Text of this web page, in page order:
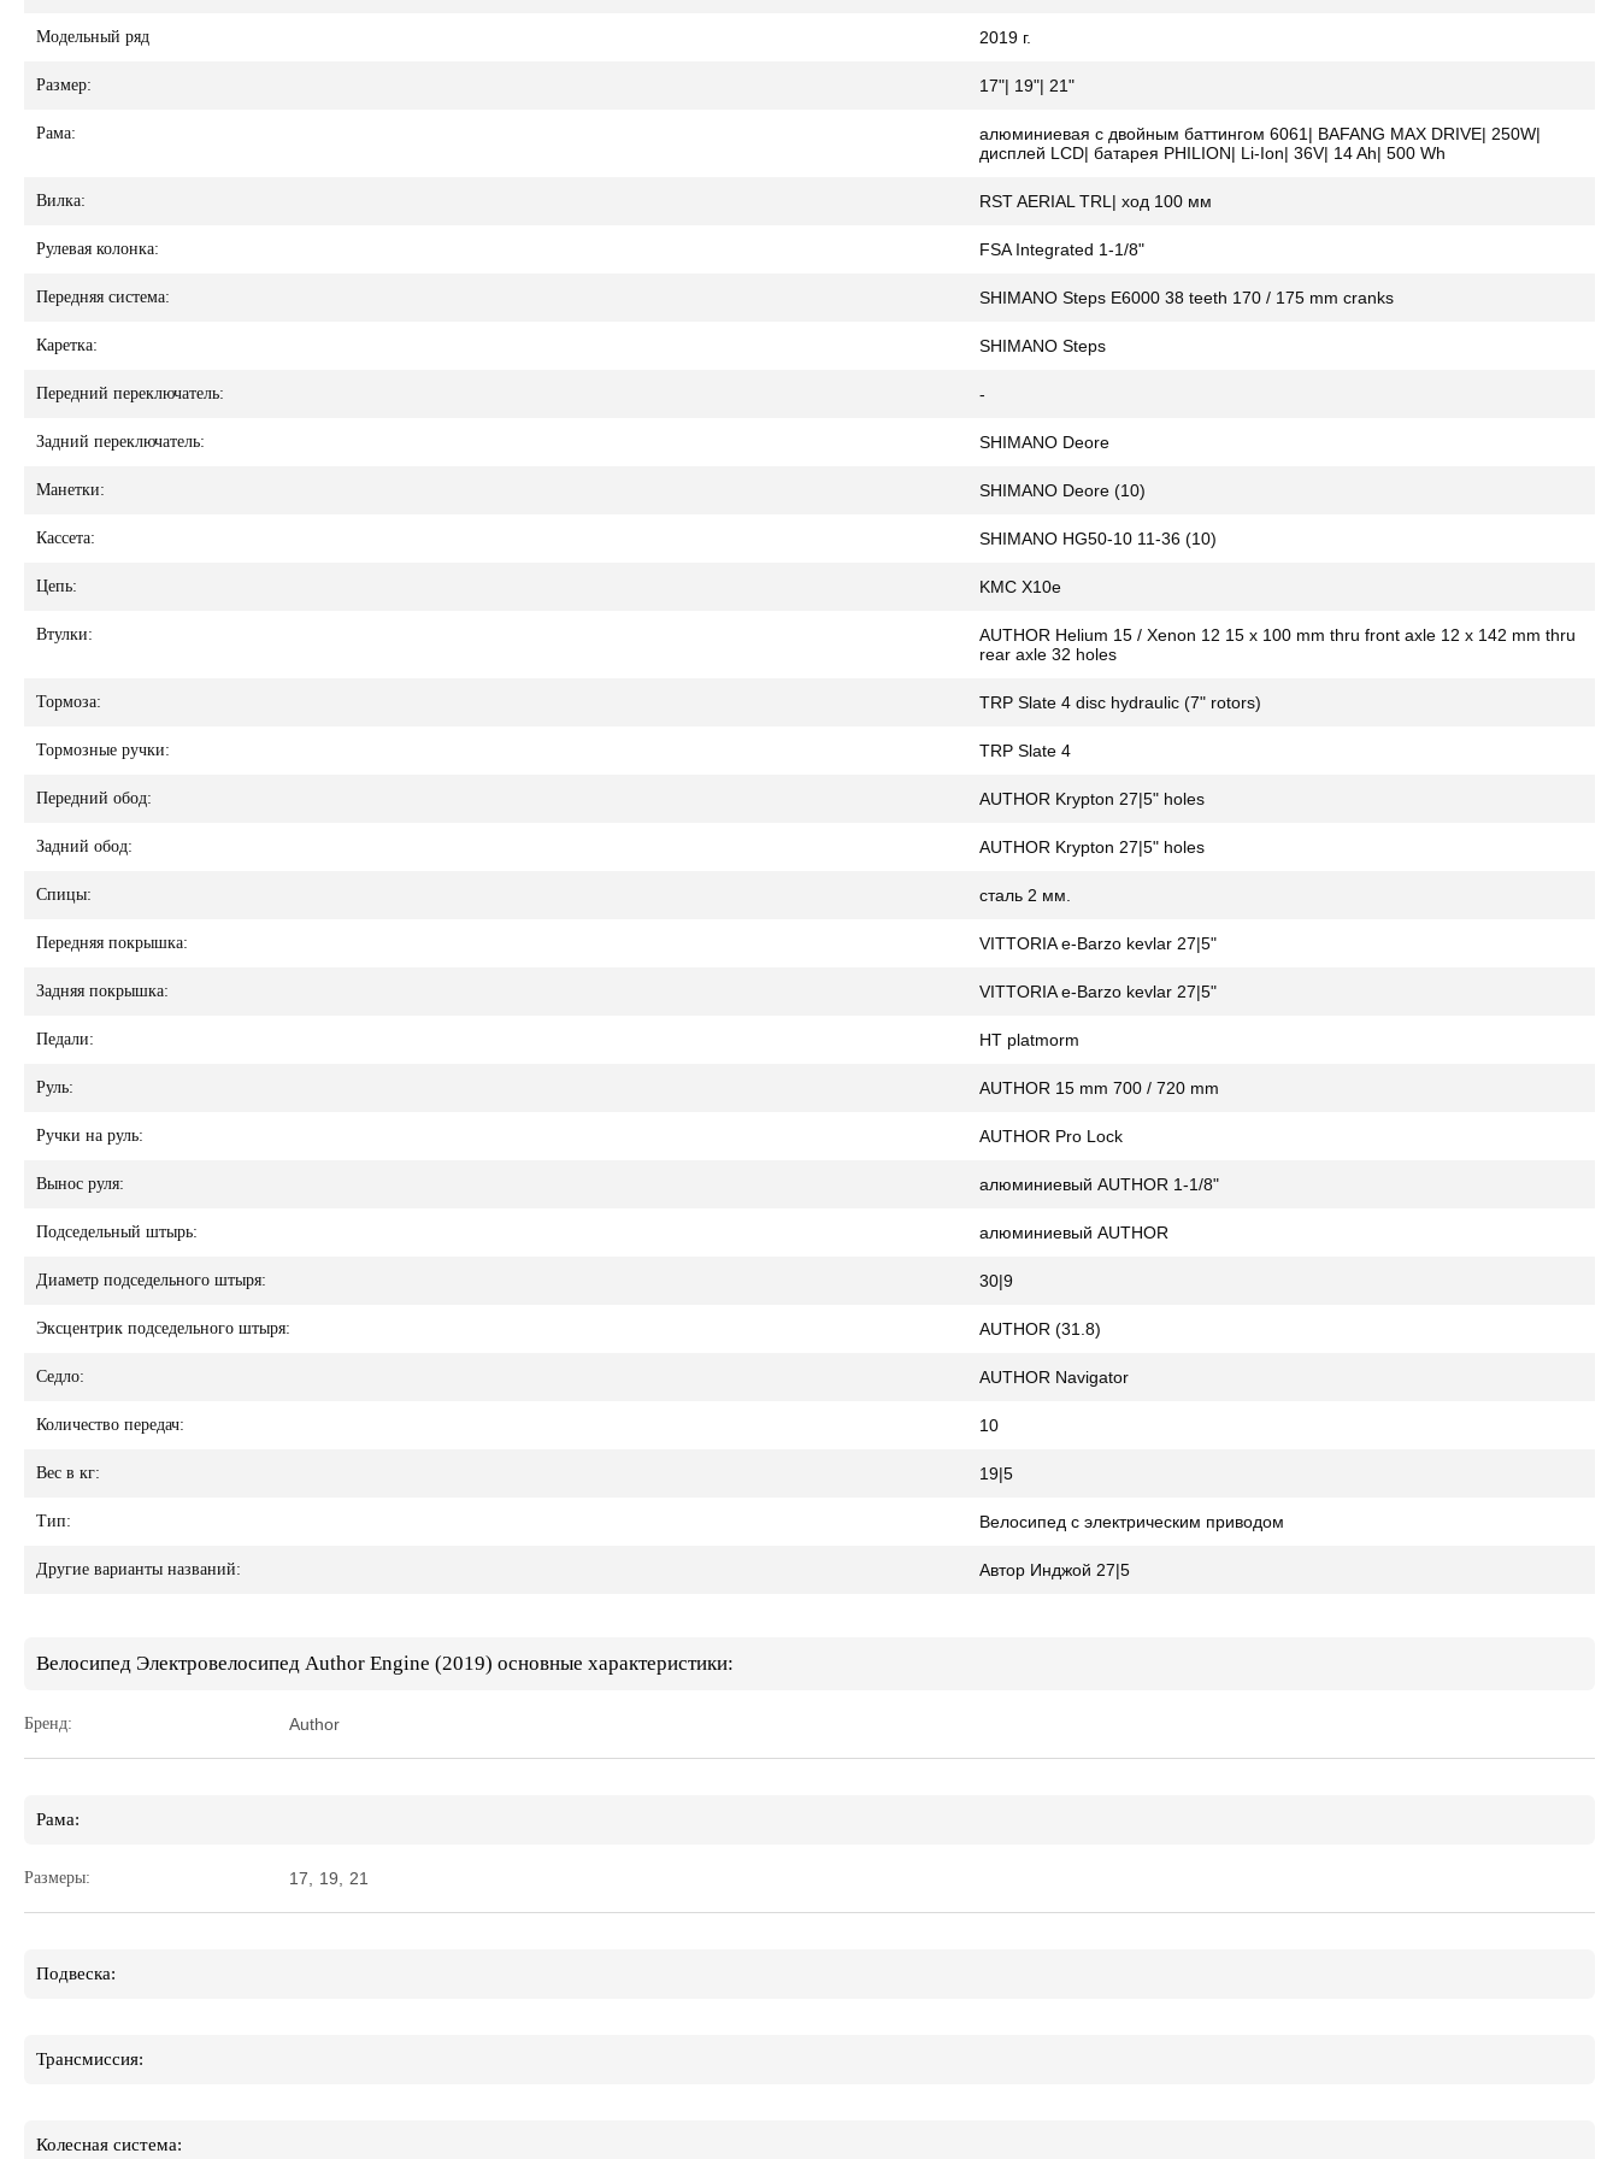
Модельный ряд 2019 г.
Размер: 17"| 19"| 21"
Рама:
алюминиевая с двойным баттингом 6061| BAFANG MAX DRIVE| 250W|
дисплей LCD| батарея PHILION| Li-Ion| 36V| 14 Ah| 500 Wh
Вилка: RST AERIAL TRL| ход 100 мм
Рулевая колонка: FSA Integrated 1-1/8"
Передняя система: SHIMANO Steps E6000 38 teeth 170 / 175 mm cranks
Каретка: SHIMANO Steps
Передний переключатель: -
Задний переключатель: SHIMANO Deore
Манетки: SHIMANO Deore (10)
Кассета: SHIMANO HG50-10 11-36 (10)
Цепь: KMC X10e
Втулки:
AUTHOR Helium 15 / Xenon 12 15 x 100 mm thru front axle 12 x 142 mm thru
rear axle 32 holes
Тормоза: TRP Slate 4 disc hydraulic (7" rotors)
Тормозные ручки: TRP Slate 4
Передний обод: AUTHOR Krypton 27|5" holes
Задний обод: AUTHOR Krypton 27|5" holes
Спицы: сталь 2 мм.
Передняя покрышка: VITTORIA e-Barzo kevlar 27|5"
Задняя покрышка: VITTORIA e-Barzo kevlar 27|5"
Педали: HT platmorm
Руль: AUTHOR 15 mm 700 / 720 mm
Ручки на руль: AUTHOR Pro Lock
Вынос руля: алюминиевый AUTHOR 1-1/8"
Подседельный штырь: алюминиевый AUTHOR
Диаметр подседельного штыря: 30|9
Эксцентрик подседельного штыря: AUTHOR (31.8)
Седло: AUTHOR Navigator
Количество передач: 10
Вес в кг: 19|5
Тип: Велосипед с электрическим приводом
Другие варианты названий: Автор Инджой 27|5
Велосипед Электровелосипед Author Engine (2019) основные характеристики:
Бренд: Author
Рама:
Размеры: 17 19 21
Подвеска:
Трансмиссия:
Колесная система: